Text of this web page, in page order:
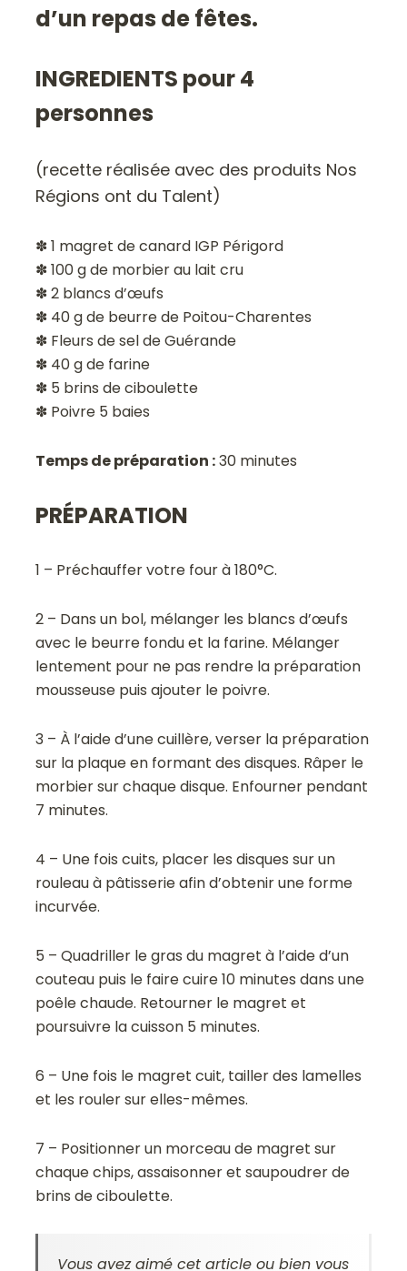
d’un repas de fêtes.
INGREDIENTS pour 4
personnes
(recette réalisée avec des produits Nos
Régions ont du Talent)
✽ 1 magret de canard IGP Périgord
✽ 100 g de morbier au lait cru
✽ 2 blancs d’œufs
✽ 40 g de beurre de Poitou-Charentes
✽ Fleurs de sel de Guérande
✽ 40 g de farine
✽ 5 brins de ciboulette
✽ Poivre 5 baies
Temps de préparation :30 minutes
PRÉPARATION
1 – Préchauffer votre four à 180°C.
2 – Dans un bol, mélanger les blancs d’œufs
avec le beurre fondu et la farine. Mélanger
lentement pour ne pas rendre la préparation
mousseuse puis ajouter le poivre.
3 – À l’aide d’une cuillère, verser la préparation
sur la plaque en formant des disques. Râper le
morbier sur chaque disque. Enfourner pendant
7 minutes.
4 – Une fois cuits, placer les disques sur un
rouleau à pâtisserie afin d’obtenir une forme
incurvée.
5 – Quadriller le gras du magret à l’aide d’un
couteau puis le faire cuire 10 minutes dans une
poêle chaude. Retourner le magret et
poursuivre la cuisson 5 minutes.
6 – Une fois le magret cuit, tailler des lamelles
et les rouler sur elles-mêmes.
7 – Positionner un morceau de magret sur
chaque chips, assaisonner et saupoudrer de
brins de ciboulette.
Vous avez aimé cet article ou bien vous